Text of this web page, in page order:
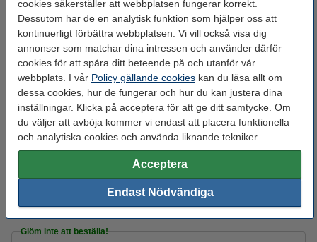
cookies säkerställer att webbplatsen fungerar korrekt.
Dessutom har de en analytisk funktion som hjälper oss att
kontinuerligt förbättra webbplatsen. Vi vill också visa dig
annonser som matchar dina intressen och använder därför
cookies för att spåra ditt beteende på och utanför vår
webbplats. I vår Policy gällande cookies kan du läsa allt om
dessa cookies, hur de fungerar och hur du kan justera dina
inställningar. Klicka på acceptera för att ge ditt samtycke. Om
du väljer att avböja kommer vi endast att placera funktionella
och analytiska cookies och använda liknande tekniker.
Acceptera
Endast Nödvändiga
Material: PETG Economy
Max avvikelse: ± 0,10 mm
Nozzle
temperaturområde:
235 - 255 °C
Spolens bredd: 10,2 cm
Spolens inre diameter: Ø 5,2 cm
Spolens ytterdiameter:
colorFabb
DFP13074
Glöm inte att beställa!